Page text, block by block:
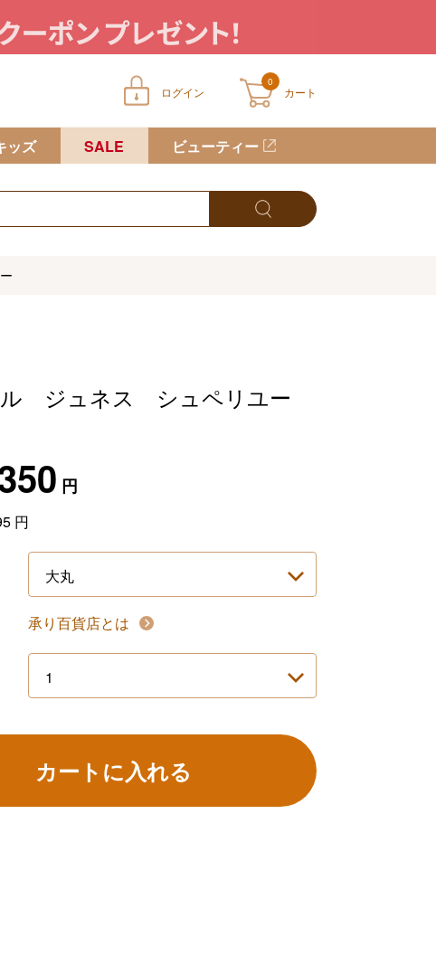
ログイン
0
カート
カートに商品が入っていません
ッズ SALE ビューティー
ル ジュネス シュペリユー
円
円
承り百貨店とは
カートに入れる